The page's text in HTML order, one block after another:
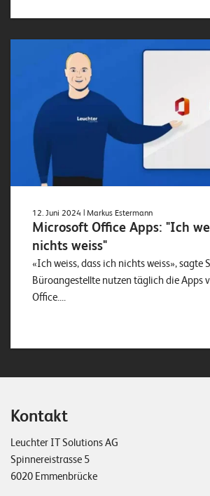
12. Juni 2024 | Markus Estermann
Microsoft Office Apps: "Ich
nichts weiss"
«Ich weiss, dass ich nichts weiss», sagte
Büroangestellte nutzen täglich die Apps
Office....
Kontakt
Leuchter IT Solutions AG
Spinnereistrasse 5
6020 Emmenbrücke